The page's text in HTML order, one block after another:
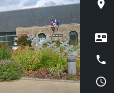
place
contact_mail
phone
schedule